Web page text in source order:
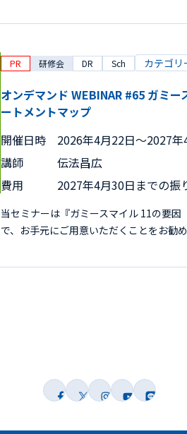
PR 研修会 DR Sch カテゴリ
オンデマンド WEBINAR #65 ガミ
ートメントマップ
開催日時
2026年4月22日〜2027
講師
伝法昌広
費用
2027年4月30日までの
当セミナーは『ガミースマイル 11の要
で、お手元にご用意いただくことをお勧